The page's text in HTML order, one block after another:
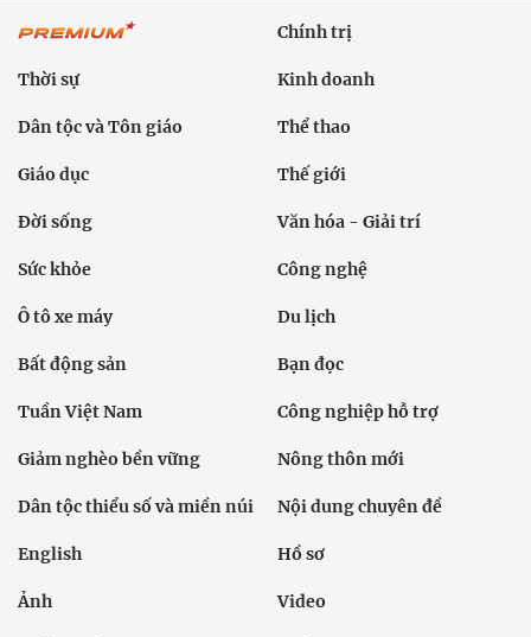
Chính trị
Thời sự Kinh doanh
Dân tộc và Tôn giáo Thể thao
Giáo dục Thế giới
Đời sống Văn hóa - Giải trí
Sức khỏe Công nghệ
Ô tô xe máy Du lịch
Bất động sản Bạn đọc
Tuần Việt Nam Công nghiệp hỗ trợ
Giảm nghèo bền vững Nông thôn mới
Dân tộc thiểu số và miền núi Nội dung chuyên đề
English Hồ sơ
Ảnh Video